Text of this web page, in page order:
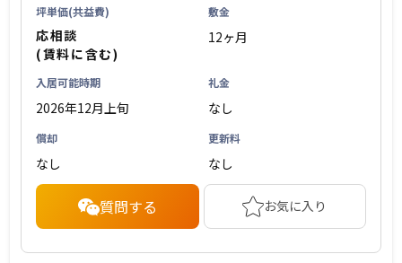
坪単価(共益費)
応相談
(賃料に含む)
敷金
12ヶ月
入居可能時期
2026年12月上旬
礼金
なし
償却
なし
更新料
なし
質問する お気に入り